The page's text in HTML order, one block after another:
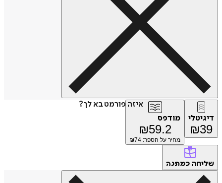
איזה פורמט בא לך?
דיגיטלי
₪39
מודפס
₪59.2
מחיר על הספר: ₪ 74
שליחה כמתנה